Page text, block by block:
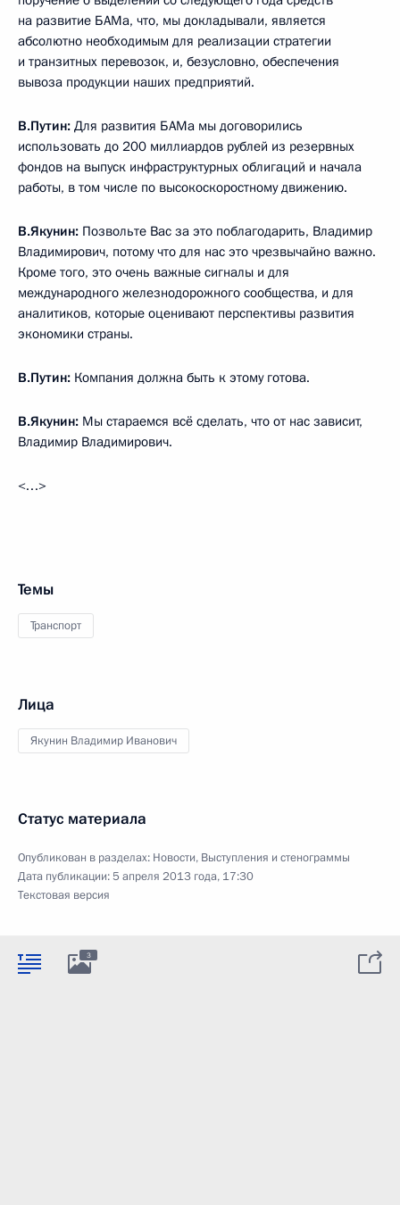
на развитие БАМа, что, мы докладывали, является
абсолютно необходимым для реализации стратегии
и транзитных перевозок, и, безусловно, обеспечения
вывоза продукции наших предприятий.
В.Путин: Для развития БАМа мы договорились
использовать до 200 миллиардов рублей из резервных
фондов на выпуск инфраструктурных облигаций и начала
работы, в том числе по высокоскоростному движению.
В.Якунин: Позвольте Вас за это поблагодарить, Владимир
Владимирович, потому что для нас это чрезвычайно важно.
Кроме того, это очень важные сигналы и для
международного железнодорожного сообщества, и для
аналитиков, которые оценивают перспективы развития
экономики страны.
В.Путин: Компания должна быть к этому готова.
В.Якунин: Мы стараемся всё сделать, что от нас зависит,
Владимир Владимирович.
<…>
Темы
Транспорт
Лица
Якунин Владимир Иванович
Статус материала
Опубликован в разделах: Новости, Выступления и стенограммы
Дата публикации:5 апреля 2013 года, 17:30
Текстовая версия
3